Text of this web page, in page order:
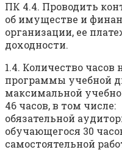
ПК 4.4. Проводить
об имуществе и
организации, ее
доходности.
1.4. Количество часов
программы учебной
максимальной
46 часов, в том числе:
обязательной
обучающегося 30
самостоятельной